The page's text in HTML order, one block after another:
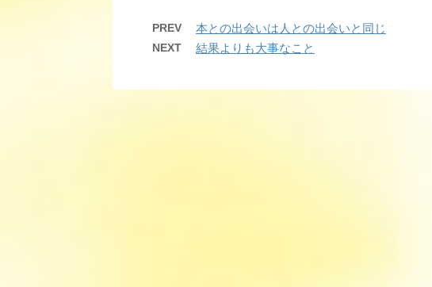
PREV 本との出会いは人との出会いと同じ
NEXT 結果よりも大事なこと